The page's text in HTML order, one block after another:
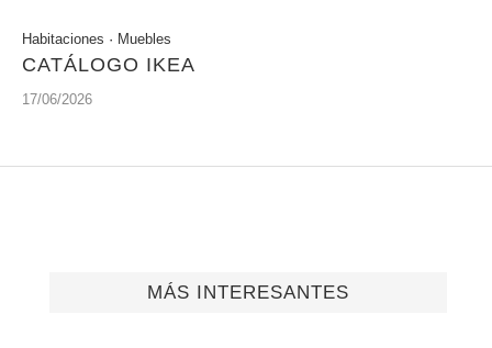
Habitaciones · Muebles
CATÁLOGO IKEA
17/06/2026
MÁS INTERESANTES